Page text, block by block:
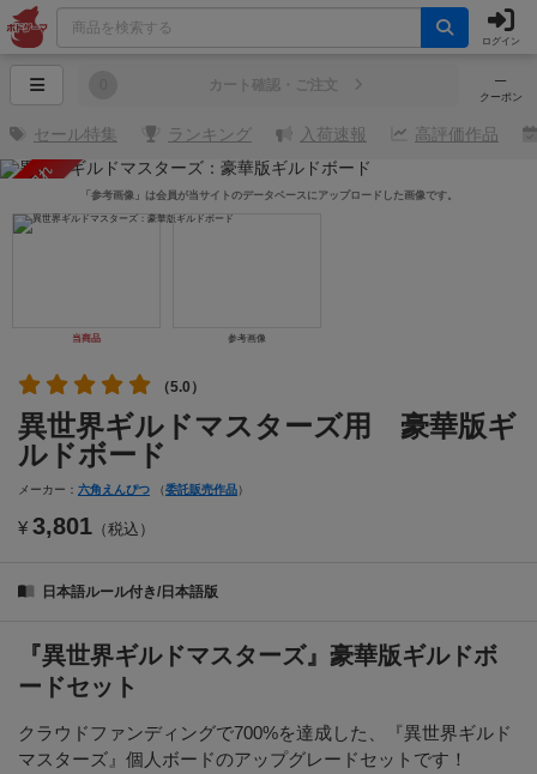
ログイン
─
クーポン
カート確認・ご注文
セール特集 ランキング 入荷速報 高評価作品
売り切れ
当商品 参考画像
「参考画像」は会員が当サイトのデータベースにアップロードした画像です。
（5.0）
異世界ギルドマスターズ用 豪華版ギ
ルドボード
メーカー： 六角えんぴつ （委託販売作品）
¥ 3,801 （税込）
日本語ルール付き/日本語版
『異世界ギルドマスターズ』豪華版ギルドボ
ードセット
クラウドファンディングで700%を達成した、『異世界ギルド
マスターズ』個人ボードのアップグレードセットです！